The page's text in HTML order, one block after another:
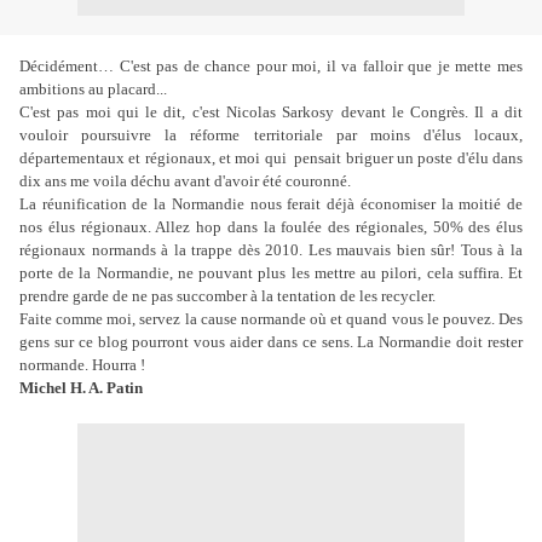
Décidément… C'est pas de chance pour moi, il va falloir que je mette mes
ambitions au placard...
C'est pas moi qui le dit, c'est Nicolas Sarkosy devant le Congrès. Il a dit
vouloir poursuivre la réforme territoriale par moins d'élus locaux,
départementaux et régionaux, et moi qui pensait briguer un poste d'élu dans
dix ans me voila déchu avant d'avoir été couronné.
La réunification de la Normandie nous ferait déjà économiser la moitié de
nos élus régionaux. Allez hop dans la foulée des régionales, 50% des élus
régionaux normands à la trappe dès 2010. Les mauvais bien sûr! Tous à la
porte de la Normandie, ne pouvant plus les mettre au pilori, cela suffira. Et
prendre garde de ne pas succomber à la tentation de les recycler.
Faite comme moi, servez la cause normande où et quand vous le pouvez. Des
gens sur ce blog pourront vous aider dans ce sens. La Normandie doit rester
normande. Hourra !
Michel H. A. Patin